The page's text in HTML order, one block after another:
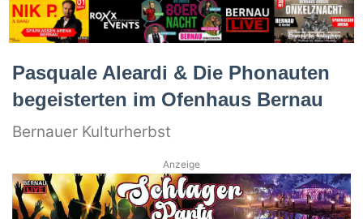
Pasquale Aleardi & Die Phonauten
begeisterten im Ofenhaus Bernau
Bernauer Kulturherbst
Anzeige